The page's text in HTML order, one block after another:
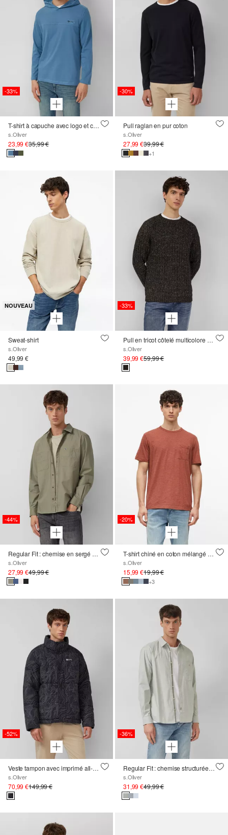
-33%
T-shirt à capuche avec logo et coutures décoratives
s.Oliver
23,99 €35,99 €
-30%
Pull raglan en pur coton
s.Oliver
27,99 €39,99 €
+1
NOUVEAU
Sweat-shirt
s.Oliver
49,99 €
-33%
Pull en tricot côtelé multicolore en coton mélangé
s.Oliver
39,99 €59,99 €
-44%
Regular Fit : chemise en sergé avec col Kent et poches poitrine
s.Oliver
27,99 €49,99 €
-20%
T-shirt chiné en coton mélangé avec poche poitrine
s.Oliver
15,99 €19,99 €
+3
-52%
Veste tampon avec imprimé all-over et col intérieur en velours côtelé
s.Oliver
70,99 €149,99 €
-36%
Regular Fit : chemise structurée avec poche poitrine
s.Oliver
31,99 €49,99 €